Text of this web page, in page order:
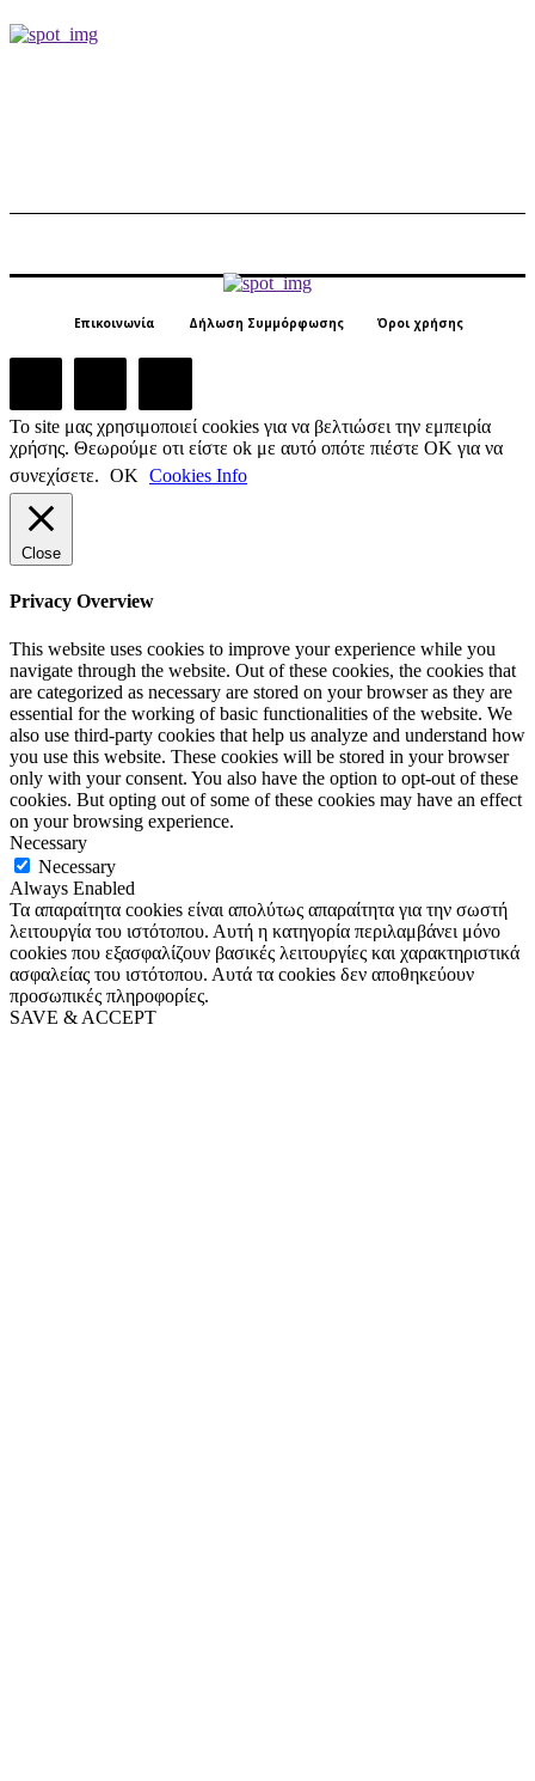
Επικοινωνία Δήλωση Συμμόρφωσης Όροι χρήσης
Το site μας χρησιμοποιεί cookies για να βελτιώσει την εμπειρία
χρήσης. Θεωρούμε οτι είστε ok με αυτό οπότε πιέστε ΟΚ για να
συνεχίσετε. ΟΚ Cookies Info
Close
Privacy Overview
This website uses cookies to improve your experience while you
navigate through the website. Out of these cookies, the cookies that
are categorized as necessary are stored on your browser as they are
essential for the working of basic functionalities of the website. We
also use third-party cookies that help us analyze and understand how
you use this website. These cookies will be stored in your browser
only with your consent. You also have the option to opt-out of these
cookies. But opting out of some of these cookies may have an effect
on your browsing experience.
Necessary
Necessary
Always Enabled
Τα απαραίτητα cookies είναι απολύτως απαραίτητα για την σωστή
λειτουργία του ιστότοπου. Αυτή η κατηγορία περιλαμβάνει μόνο
cookies που εξασφαλίζουν βασικές λειτουργίες και χαρακτηριστικά
ασφαλείας του ιστότοπου. Αυτά τα cookies δεν αποθηκεύουν
προσωπικές πληροφορίες.
SAVE & ACCEPT